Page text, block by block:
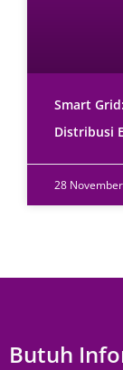
Smart
Distribusi
28
Butuh